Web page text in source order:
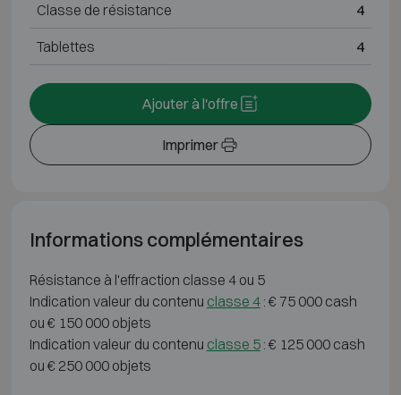
Classe de résistance 4
Tablettes 4
Imprimer
Ajouter à l'offre
Informations complémentaires
Résistance à l'effraction classe 4 ou 5
Indication valeur du contenu classe 4: € 75 000 cash
ou € 150 000 objets
Indication valeur du contenu classe 5: € 125 000 cash
ou € 250 000 objets